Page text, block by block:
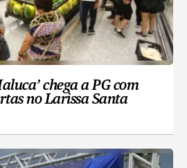
chega a PG com
no Larissa Santa